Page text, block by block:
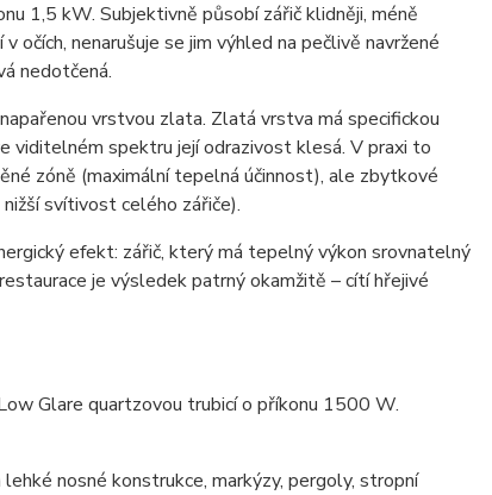
1,5 kW. Subjektivně působí zářič klidněji, méně
očích, nenarušuje se jim výhled na pečlivě navržené
nedotčená.
vrstvou zlata. Zlatá vrstva má specifickou
viditelném spektru její odrazivost klesá. V praxi to
zóně (maximální tepelná účinnost), ale zbytkové
svítivost celého zářiče).
efekt: zářič, který má tepelný výkon srovnatelný
je výsledek patrný okamžitě – cítí hřejivé
Glare quartzovou trubicí o příkonu 1500 W.
nosné konstrukce, markýzy, pergoly, stropní